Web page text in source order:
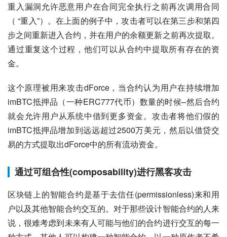
重入漏洞允许恶意用户在合同完全执行之前再次调用合同
（ “重入”）。在上面的例子中，攻击者可以在第三步和第四
步之间重新进入合约，并在用户的余额更新之前再次提取。
通过重复这个过程，他们可以从合约中提取所有存在的资
金。
这个原理被用来攻击dForce，当合约认为用户在持续增加
imBTC抵押品（一种ERC777代币）数量的时候–然后合约
就会允许用户从系统中借到更多资金。攻击者将他们假的
imBTC抵押品增加到远远超过2500万美元，然后以借贷交
易的方式提取出dForce中的所有流动资金。
通过可组合性(composability)进行黑客攻击
区块链上的智能合约是基于去信任(permissionless)来和用
户以及其他智能合约交互的。对于那些设计智能合约的人来
说，很难考虑到未来有人可能与他们的合约进行交互的每一